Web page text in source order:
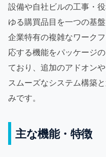
設備や自社ビルの工事・
ゆる購買品目を一つの基
企業特有の複雑なワーク
応する機能をパッケージ
ており、追加のアドオン
スムーズなシステム構築
みです。
主な機能・特徴